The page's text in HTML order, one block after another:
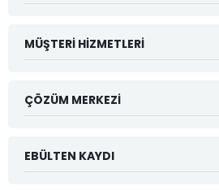
MÜŞTERI HIZMETLERI
ÇÖZÜM MERKEZI
EBÜLTEN KAYDI